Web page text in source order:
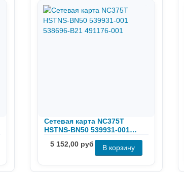
Сетевая карта NC375T
HSTNS-BN50 539931-001
538696-B21 491176-001
5 152,00 руб